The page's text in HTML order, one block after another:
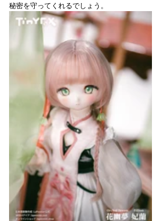
秘密を守ってくれるでしょう。